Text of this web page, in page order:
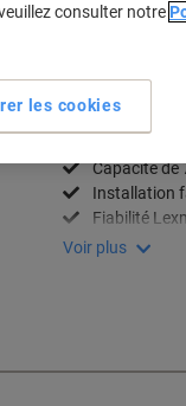
Spécifications
Capacité de
Installation
Fiabilité
Voir plus
consulter notre
les cookies